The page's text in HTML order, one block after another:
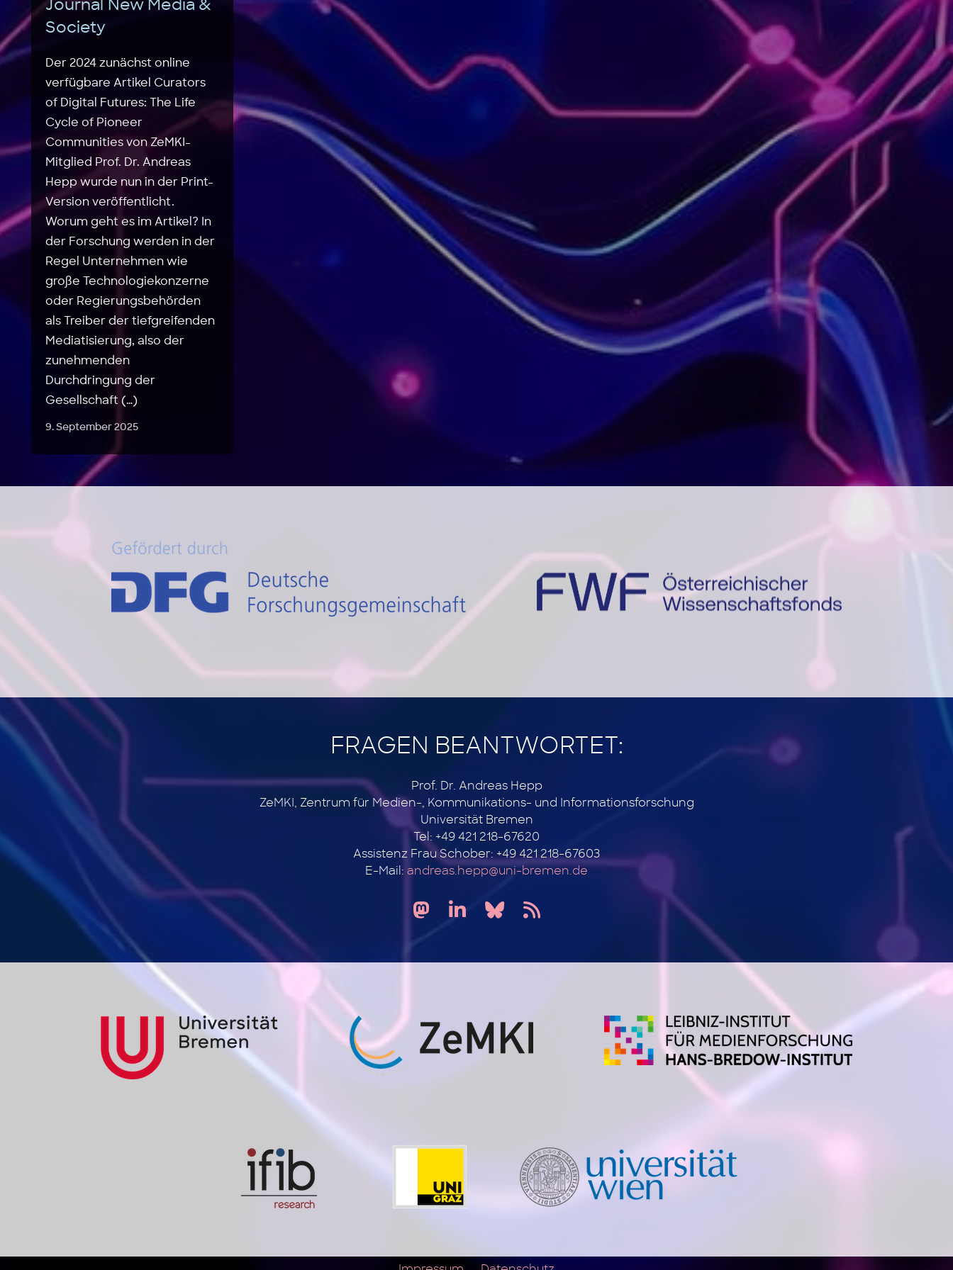
Journal New Media &
Society
Der 2024 zunächst online
verfügbare Artikel Curators
of Digital Futures: The Life
Cycle of Pioneer
Communities von ZeMKI-
Mitglied Prof. Dr. Andreas
Hepp wurde nun in der Print-
Version veröffentlicht.
Worum geht es im Artikel? In
der Forschung werden in der
Regel Unternehmen wie
große Technologiekonzerne
oder Regierungsbehörden
als Treiber der tiefgreifenden
Mediatisierung, also der
zunehmenden
Durchdringung der
Gesellschaft (…)
9. September 2025
FRAGEN BEANTWORTET:
Prof. Dr. Andreas Hepp
ZeMKI, Zentrum für Medien-, Kommunikations- und Informationsforschung
Universität Bremen
Tel: +49 421 218-67620
Assistenz Frau Schober: +49 421 218-67603
E-Mail: andreas.hepp@uni-bremen.de